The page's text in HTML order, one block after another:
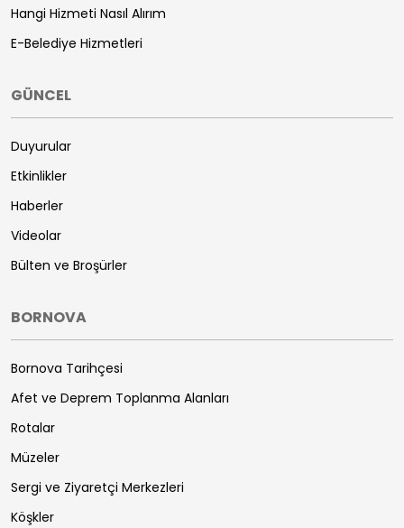
Hangi Hizmeti Nasıl Alırım
E-Belediye Hizmetleri
GÜNCEL
Duyurular
Etkinlikler
Haberler
Videolar
Bülten ve Broşürler
BORNOVA
Bornova Tarihçesi
Afet ve Deprem Toplanma Alanları
Rotalar
Müzeler
Sergi ve Ziyaretçi Merkezleri
Köşkler